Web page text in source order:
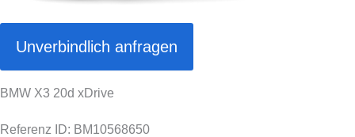
Unverbindlich anfragen
BMW X3 20d xDrive
Referenz ID: BM10568650